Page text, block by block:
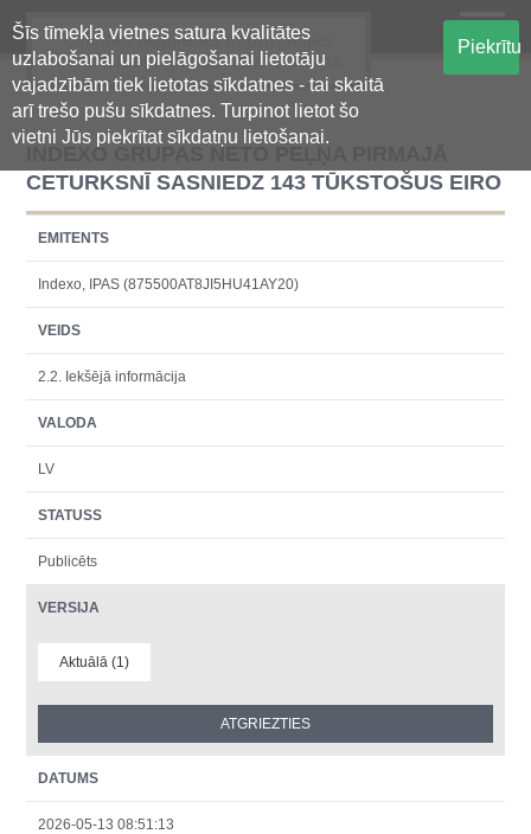
Šīs tīmekļa vietnes satura kvalitātes
uzlabošanai un pielāgošanai lietotāju
vajadzībām tiek lietotas sīkdatnes - tai skaitā
arī trešo pušu sīkdatnes. Turpinot lietot šo
vietni Jūs piekrītat sīkdatņu lietošanai.
Piekrītu
Oficiālā regulētās informācijas
centralizētā glabāšanas sistēma
INDEXO GRUPAS NETO PEĻŅA PIRMAJĀ
CETURKSNĪ SASNIEDZ 143 TŪKSTOŠUS EIRO
EMITENTS
Indexo, IPAS (875500AT8JI5HU41AY20)
VEIDS
2.2. Iekšējā informācija
VALODA
LV
STATUSS
Publicēts
VERSIJA
Aktuālā (1)
DATUMS
2026-05-13 08:51:13